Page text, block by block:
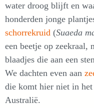
water droog blijft en
honderden jonge
schorrekruid (Suaeda
een beetje op zeekraal,
blaadjes die aan een
We dachten even aan
die komt hier niet in
Australië.